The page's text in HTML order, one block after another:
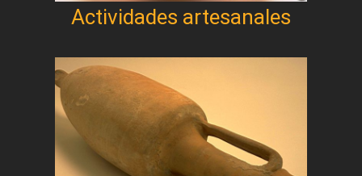
Actividades artesanales